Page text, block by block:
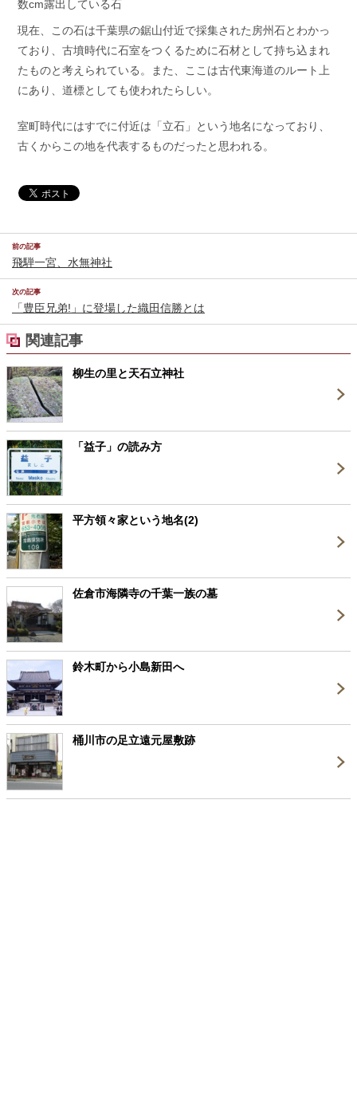
数cm露出している石
現在、この石は千葉県の鋸山付近で採集された房州石とわかっ
ており、古墳時代に石室をつくるために石材として持ち込まれ
たものと考えられている。また、ここは古代東海道のルート上
にあり、道標としても使われたらしい。
室町時代にはすでに付近は「立石」という地名になっており、
古くからこの地を代表するものだったと思われる。
前の記事
飛騨一宮、水無神社
次の記事
「豊臣兄弟!」に登場した織田信勝とは
関連記事
柳生の里と天石立神社
「益子」の読み方
平方領々家という地名(2)
佐倉市海隣寺の千葉一族の墓
鈴木町から小島新田へ
桶川市の足立遠元屋敷跡